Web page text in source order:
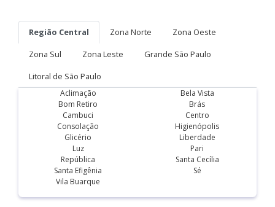
Região Central Zona Norte
Zona Oeste
Zona Sul
Zona Leste
Grande São Paulo
Litoral de São Paulo
Aclimação
Bela Vista
Bom Retiro
Brás
Cambuci
Centro
Consolação
Higienópolis
Glicério
Liberdade
Luz
Pari
República
Santa Cecília
Santa Efigênia
Sé
Vila Buarque